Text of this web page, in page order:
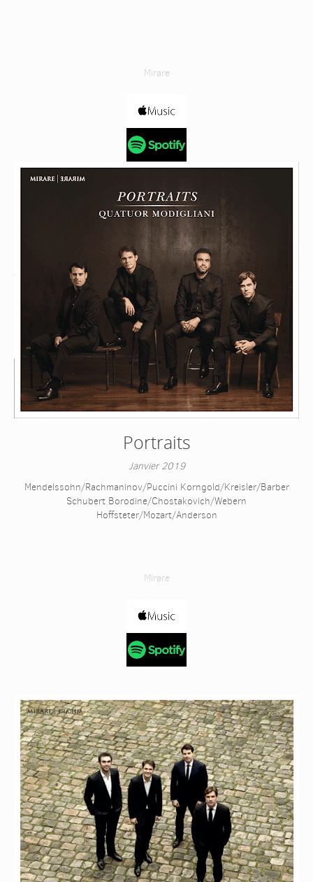
Mirare
Portraits
Janvier 2019
Mendelssohn/Rachmaninov/Puccini Korngold/Kreisler/Barber
Schubert Borodine/Chostakovich/Webern
Hoffsteter/Mozart/Anderson
Mirare